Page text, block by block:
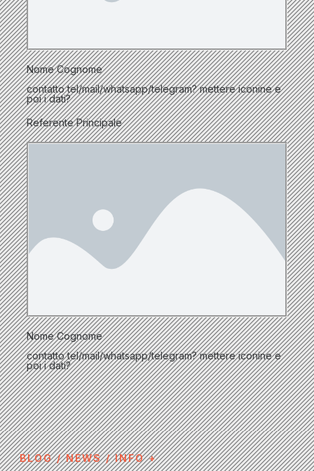
Nome Cognome
contatto tel/mail/whatsapp/telegram? mettere iconine e
poi i dati?
Referente Principale
Nome Cognome
contatto tel/mail/whatsapp/telegram? mettere iconine e
poi i dati?
BLOG / NEWS / INFO +